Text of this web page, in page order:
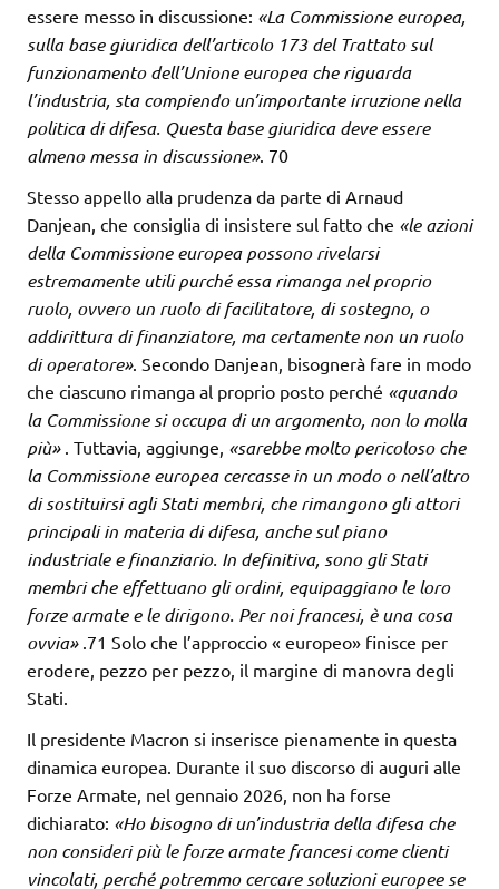
essere messo in discussione: «La Commissione europea,
sulla base giuridica dell’articolo 173 del Trattato sul
funzionamento dell’Unione europea che riguarda
l’industria, sta compiendo un’importante irruzione nella
politica di difesa. Questa base giuridica deve essere
almeno messa in discussione». 70
Stesso appello alla prudenza da parte di Arnaud
Danjean, che consiglia di insistere sul fatto che «le azioni
della Commissione europea possono rivelarsi
estremamente utili purché essa rimanga nel proprio
ruolo, ovvero un ruolo di facilitatore, di sostegno, o
addirittura di finanziatore, ma certamente non un ruolo
di operatore». Secondo Danjean, bisognerà fare in modo
che ciascuno rimanga al proprio posto perché «quando
la Commissione si occupa di un argomento, non lo molla
più». Tuttavia, aggiunge, «sarebbe molto pericoloso che
la Commissione europea cercasse in un modo o nell’altro
di sostituirsi agli Stati membri, che rimangono gli attori
principali in materia di difesa, anche sul piano
industriale e finanziario. In definitiva, sono gli Stati
membri che effettuano gli ordini, equipaggiano le loro
forze armate e le dirigono. Per noi francesi, è una cosa
ovvia».71 Solo che l’approccio « europeo» finisce per
erodere, pezzo per pezzo, il margine di manovra degli
Stati.
Il presidente Macron si inserisce pienamente in questa
dinamica europea. Durante il suo discorso di auguri alle
Forze Armate, nel gennaio 2026, non ha forse
dichiarato: «Ho bisogno di un’industria della difesa che
non consideri più le forze armate francesi come clienti
vincolati, perché potremmo cercare soluzioni europee se